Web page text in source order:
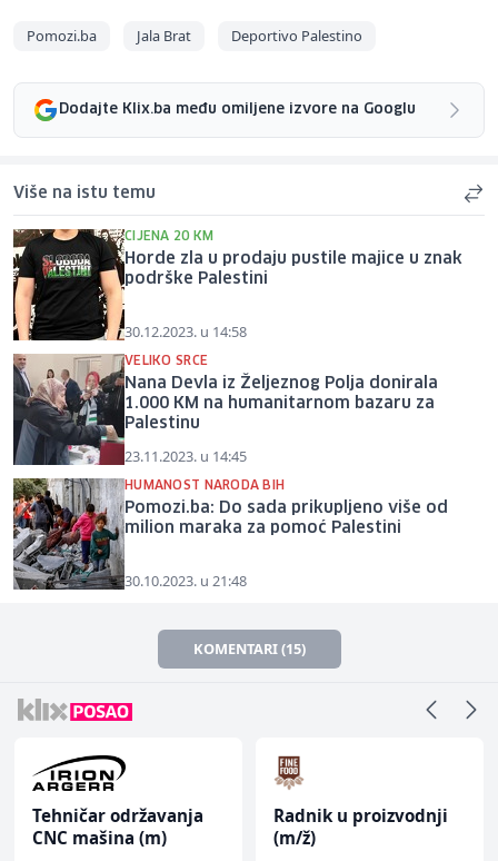
Pomozi.ba Jala Brat Deportivo Palestino
Dodajte Klix.ba među omiljene izvore na Googlu
Više na istu temu
CIJENA 20 KM
Horde zla u prodaju pustile majice u znak
podrške Palestini
30.12.2023. u 14:58
VELIKO SRCE
Nana Devla iz Željeznog Polja donirala
1.000 KM na humanitarnom bazaru za
Palestinu
23.11.2023. u 14:45
HUMANOST NARODA BIH
Pomozi.ba: Do sada prikupljeno više od
milion maraka za pomoć Palestini
30.10.2023. u 21:48
KOMENTARI (15)
Tehničar održavanja
CNC mašina (m)
Radnik u proizvodnji
(m/ž)